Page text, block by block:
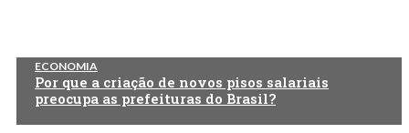
ECONOMIA
Por que a criação de novos pisos salariais
preocupa as prefeituras do Brasil?